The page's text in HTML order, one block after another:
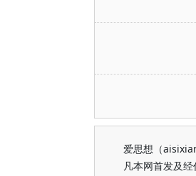
爱思想（
凡本网首发及